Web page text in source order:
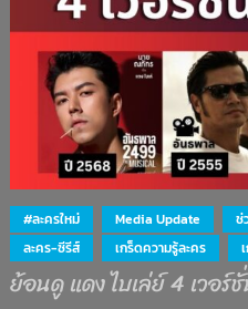
#ละครใหม่ Media Update ช่
ละคร-ซีรีส์
เกร็ดความรู้ละคร
ย้อนดู แดง ไบเล่ย์ 4 เวอร์